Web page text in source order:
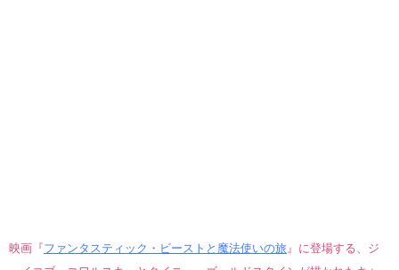
映画『ファンタスティック・ビーストと魔法使いの旅 』に登場する、ジ